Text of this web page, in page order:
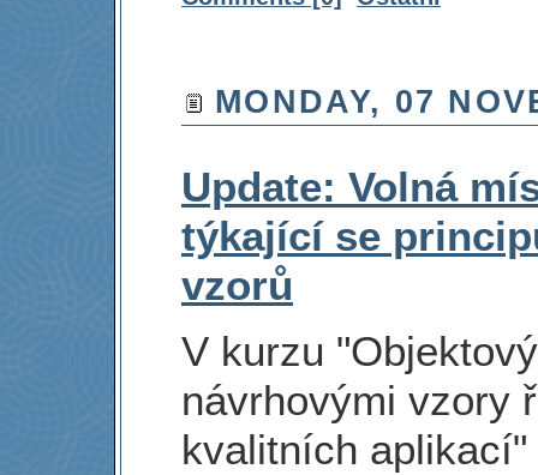
MONDAY, 07
Update: Volná
týkající se
vzorů
V kurzu
návrhovými vzory
kvalitních